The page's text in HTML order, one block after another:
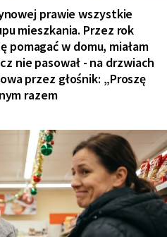
prawie wszystkie
mieszkania. Przez rok
pomagać w domu, miałam
nie pasował - na drzwiach
przez głośnik: „Proszę
razem